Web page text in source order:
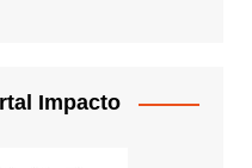
Impacto